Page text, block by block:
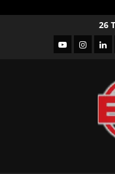
26
YouTube